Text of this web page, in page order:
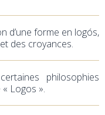
d’une forme en logós,
des croyances.
philosophies
Logos ».